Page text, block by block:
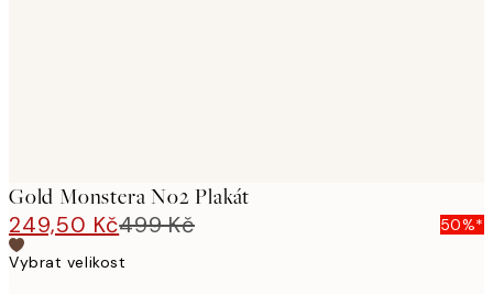
Gold Monstera No2 Plakát
249,50 Kč499 Kč
50%*
Vybrat velikost